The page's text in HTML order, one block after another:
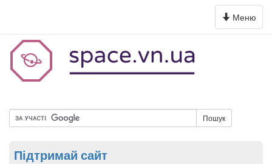
Toggle
navigation
Меню
Пошук
Підтримай сайт